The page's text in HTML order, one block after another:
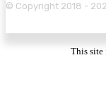
© Copyright 2018 -
This site